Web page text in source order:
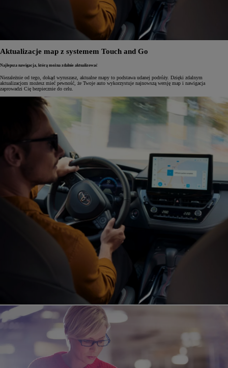
Aktualizacje map z systemem Touch and Go
Najlepsza nawigacja, którą można zdalnie aktualizować
Niezależnie od tego, dokąd wyruszasz, aktualne mapy to podstawa udanej podróży. Dzięki zdalnym
aktualizacjom możesz mieć pewność, że Twoje auto wykorzystuje najnowszą wersję map i nawigacja
zaprowadzi Cię bezpiecznie do celu.